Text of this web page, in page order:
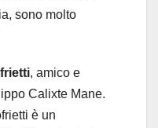
sono molto
, amico e
Calixte Mane.
è un